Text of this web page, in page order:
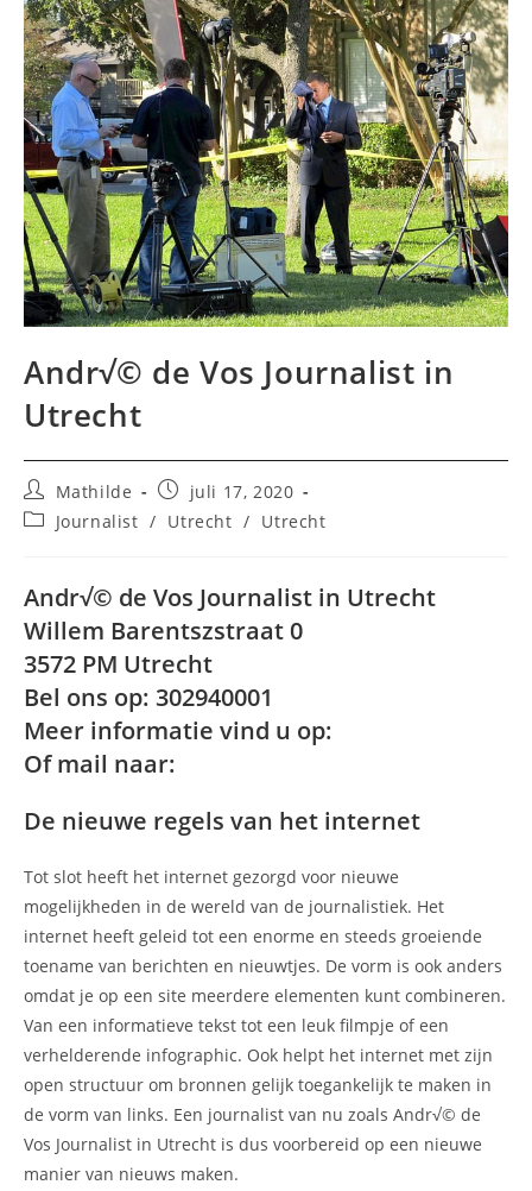
Andr√© de Vos Journalist in
Utrecht
Bericht
auteur:
Mathilde
Bericht
gepubliceerd
op:
juli 17, 2020
Berichtcategorie:
Journalist / Utrecht / Utrecht
Andr√© de Vos Journalist in Utrecht
Willem Barentszstraat 0
3572 PM Utrecht
Bel ons op: 302940001
Meer informatie vind u op:
Of mail naar:
De nieuwe regels van het internet
Tot slot heeft het internet gezorgd voor nieuwe
mogelijkheden in de wereld van de journalistiek. Het
internet heeft geleid tot een enorme en steeds groeiende
toename van berichten en nieuwtjes. De vorm is ook anders
omdat je op een site meerdere elementen kunt combineren.
Van een informatieve tekst tot een leuk filmpje of een
verhelderende infographic. Ook helpt het internet met zijn
open structuur om bronnen gelijk toegankelijk te maken in
de vorm van links. Een journalist van nu zoals Andr√© de
Vos Journalist in Utrecht is dus voorbereid op een nieuwe
manier van nieuws maken.